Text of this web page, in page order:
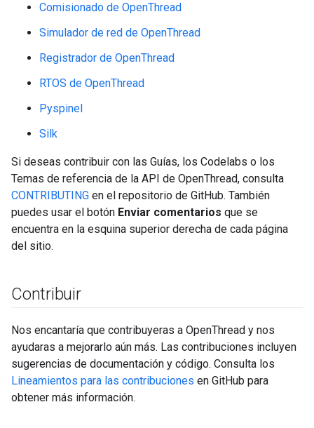
Comisionado de OpenThread
Simulador de red de OpenThread
Registrador de OpenThread
RTOS de OpenThread
Pyspinel
Silk
Si deseas contribuir con las Guías, los Codelabs o los
Temas de referencia de la API de OpenThread, consulta
CONTRIBUTING en el repositorio de GitHub. También
puedes usar el botón Enviar comentarios que se
encuentra en la esquina superior derecha de cada página
del sitio.
Contribuir
Nos encantaría que contribuyeras a OpenThread y nos
ayudaras a mejorarlo aún más. Las contribuciones incluyen
sugerencias de documentación y código. Consulta los
Lineamientos para las contribuciones en GitHub para
obtener más información.